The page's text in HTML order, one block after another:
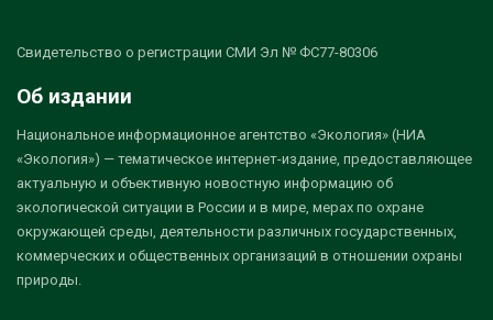
Свидетельство о регистрации СМИ Эл № ФС77-80306
Об издании
Национальное информационное агентство «Экология» (НИА
«Экология») — тематическое интернет-издание, предоставляющее
актуальную и объективную новостную информацию об
экологической ситуации в России и в мире, мерах по охране
окружающей среды, деятельности различных государственных,
коммерческих и общественных организаций в отношении охраны
природы.